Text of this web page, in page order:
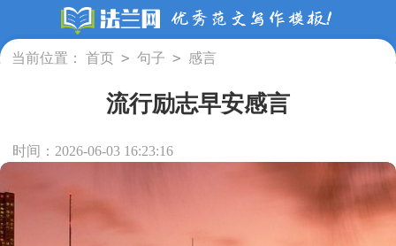
当前位置： 首页 > 句子 > 感言
流行励志早安感言
时间：2026-06-03 16:23:16